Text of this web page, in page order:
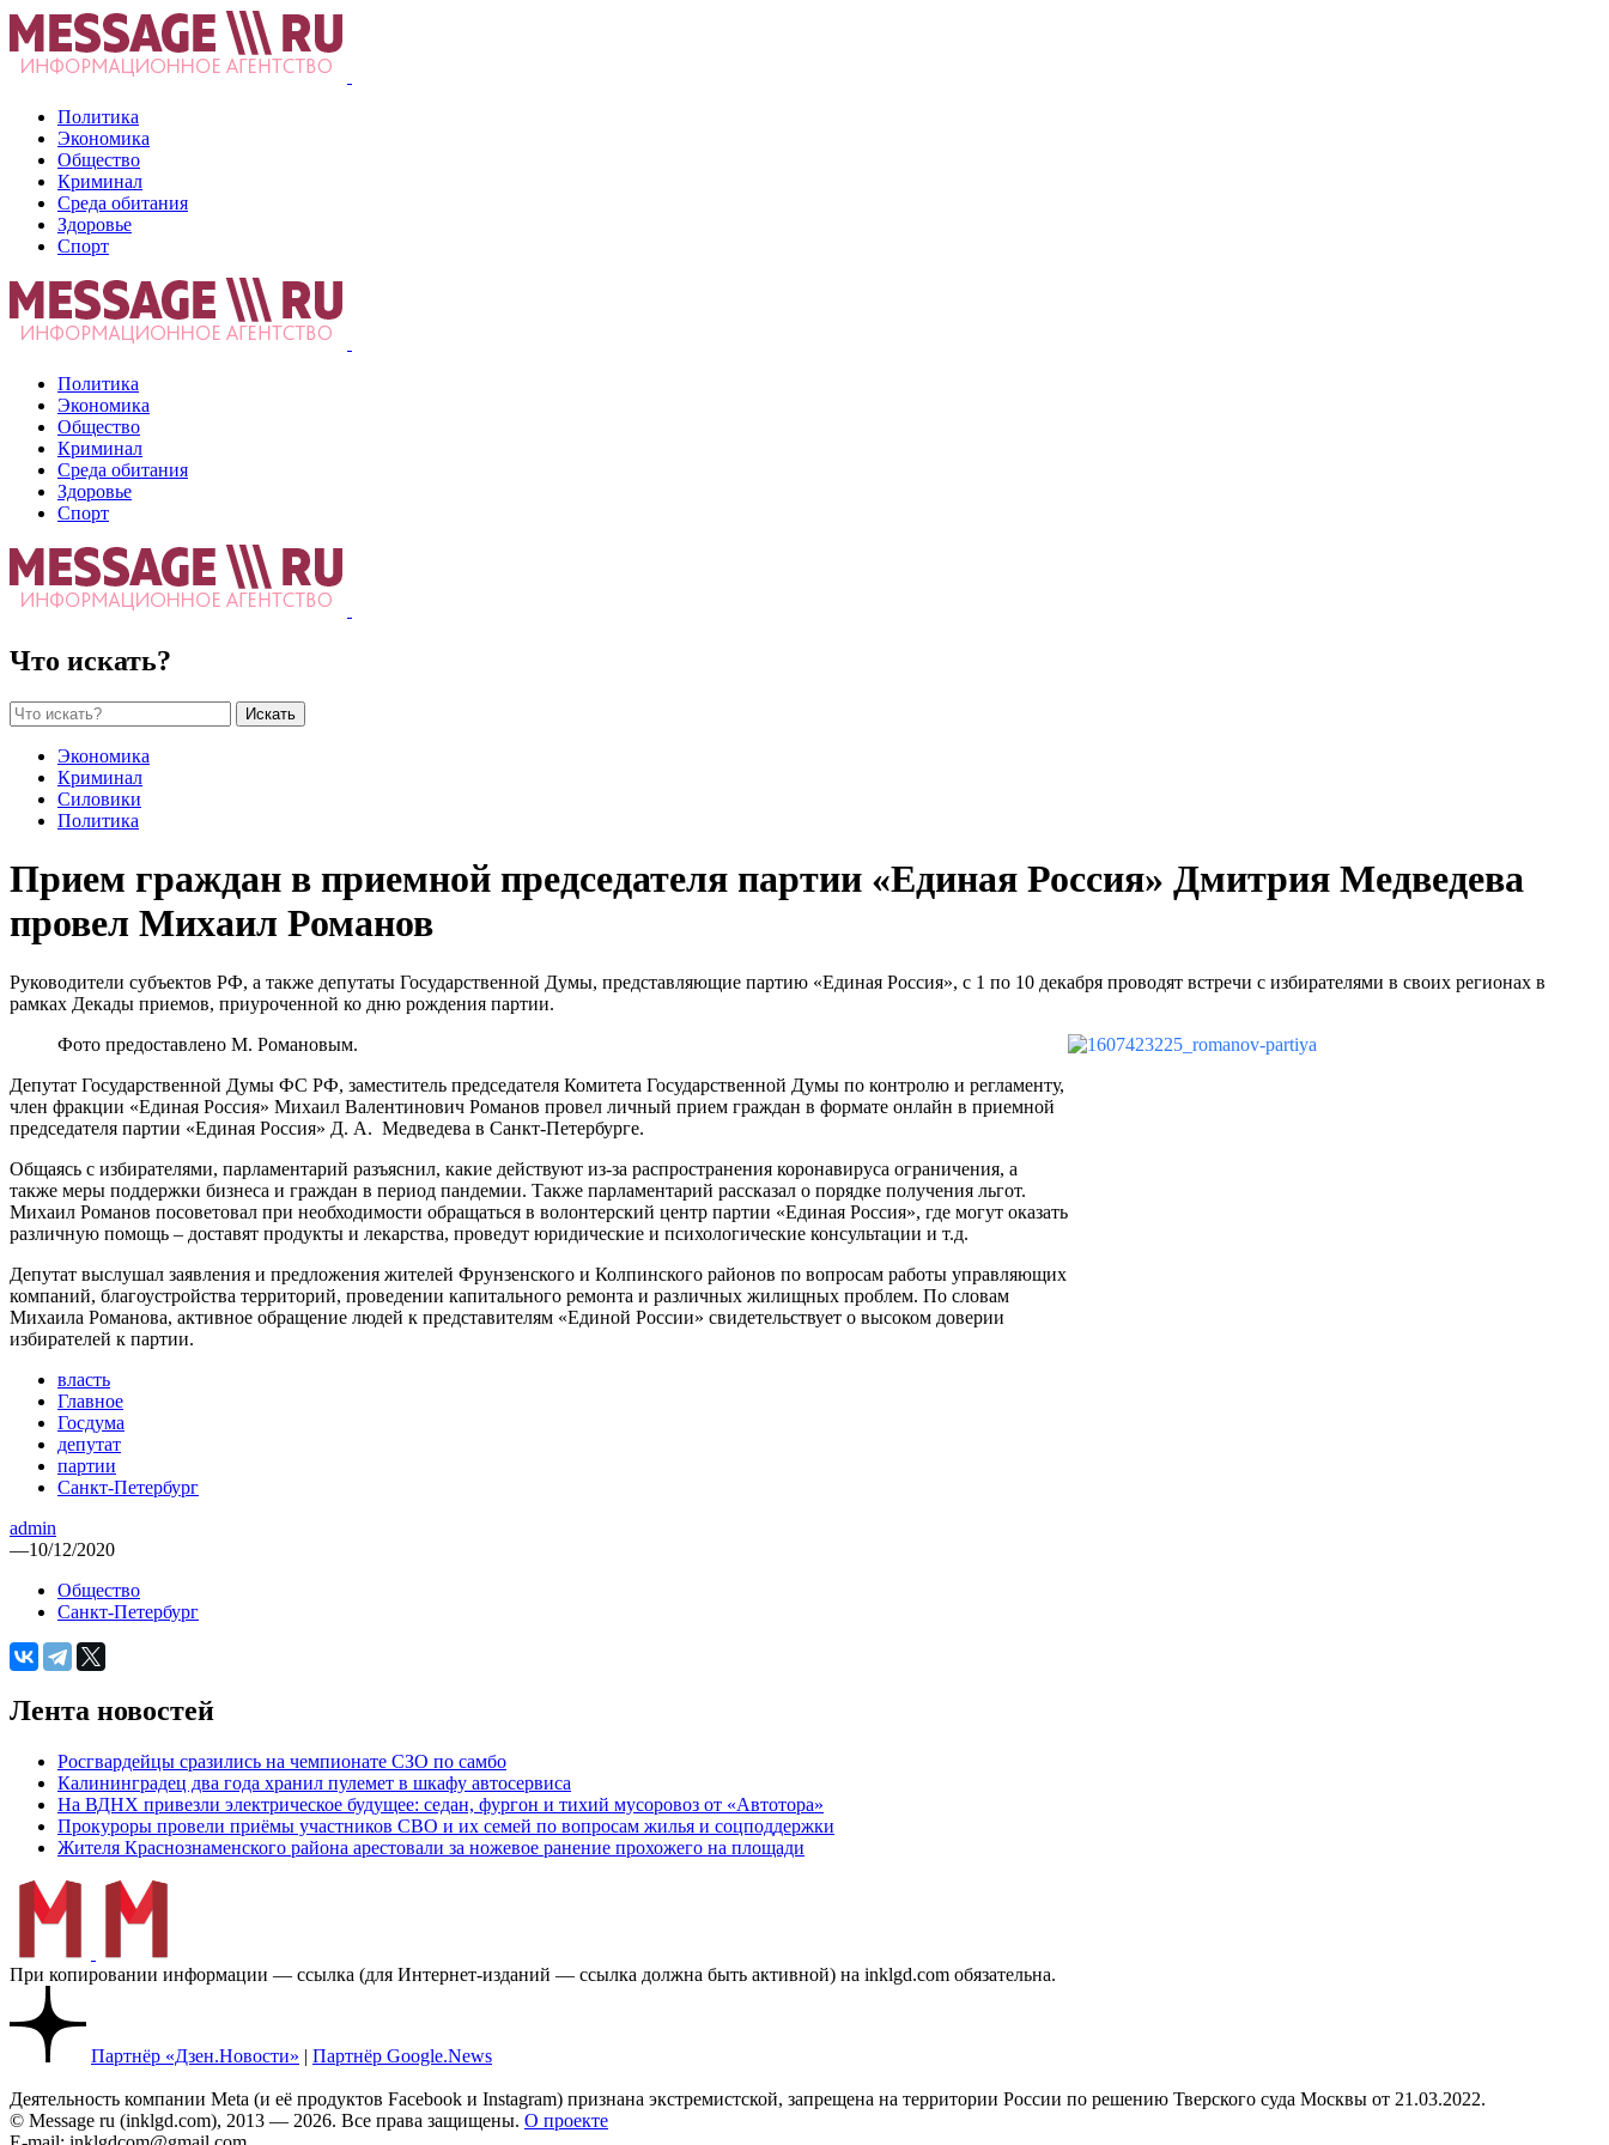
Политика
Экономика
Общество
Криминал
Среда обитания
Здоровье
Спорт
Политика
Экономика
Общество
Криминал
Среда обитания
Здоровье
Спорт
Что искать?
Искать
Экономика
Криминал
Силовики
Политика
Прием граждан в приемной председателя партии «Единая Россия» Дмитрия Медведева
провел Михаил Романов
Руководители субъектов РФ, а также депутаты Государственной Думы, представляющие партию «Единая Россия», с 1 по 10 декабря проводят встречи с избирателями в своих регионах в
рамках Декады приемов, приуроченной ко дню рождения партии.
Фото предоставлено М. Романовым.
Депутат Государственной Думы ФС РФ, заместитель председателя Комитета Государственной Думы по контролю и регламенту,
член фракции «Единая Россия» Михаил Валентинович Романов провел личный прием граждан в формате онлайн в приемной
председателя партии «Единая Россия» Д. А. Медведева в Санкт-Петербурге.
Общаясь с избирателями, парламентарий разъяснил, какие действуют из-за распространения коронавируса ограничения, а
также меры поддержки бизнеса и граждан в период пандемии. Также парламентарий рассказал о порядке получения льгот.
Михаил Романов посоветовал при необходимости обращаться в волонтерский центр партии «Единая Россия», где могут оказать
различную помощь – доставят продукты и лекарства, проведут юридические и психологические консультации и т.д.
Депутат выслушал заявления и предложения жителей Фрунзенского и Колпинского районов по вопросам работы управляющих
компаний, благоустройства территорий, проведении капитального ремонта и различных жилищных проблем. По словам
Михаила Романова, активное обращение людей к представителям «Единой России» свидетельствует о высоком доверии
избирателей к партии.
власть
Главное
Госдума
депутат
партии
Санкт-Петербург
admin
—10/12/2020
Общество
Санкт-Петербург
Лента новостей
Росгвардейцы сразились на чемпионате СЗО по самбо
Калининградец два года хранил пулемет в шкафу автосервиса
На ВДНХ привезли электрическое будущее: седан, фургон и тихий мусоровоз от «Автотора»
Прокуроры провели приёмы участников СВО и их семей по вопросам жилья и соцподдержки
Жителя Краснознаменского района арестовали за ножевое ранение прохожего на площади
При копировании информации — ссылка (для Интернет-изданий — ссылка должна быть активной) на inklgd.com обязательна.
Партнёр «Дзен.Новости» | Партнёр Google.News
Деятельность компании Meta (и её продуктов Facebook и Instagram) признана экстремистской, запрещена на территории России по решению Тверского суда Москвы от 21.03.2022.
© Message ru (inklgd.com), 2013 — 2026. Все права защищены. О проекте